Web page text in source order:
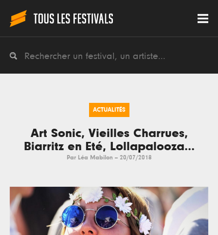
ACTUALITÉS
Art Sonic, Vieilles Charrues,
Biarritz en Eté, Lollapalooza...
Par Léa Mabilon -- 20/07/2018